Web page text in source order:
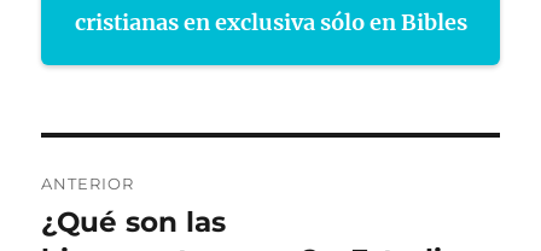
cristianas en exclusiva sólo en Bibles
de
ANTERIOR
Entrada
¿Qué son las